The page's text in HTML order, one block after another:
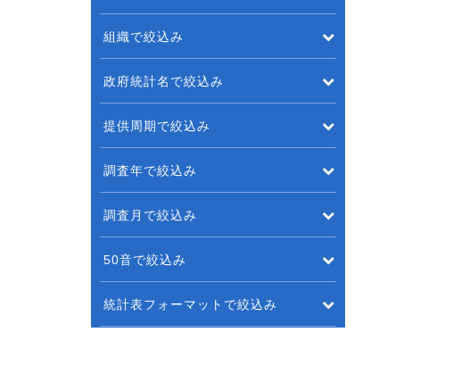
組織で絞込み
政府統計名で絞込み
提供周期で絞込み
調査年で絞込み
調査月で絞込み
50音で絞込み
統計表フォーマットで絞込み